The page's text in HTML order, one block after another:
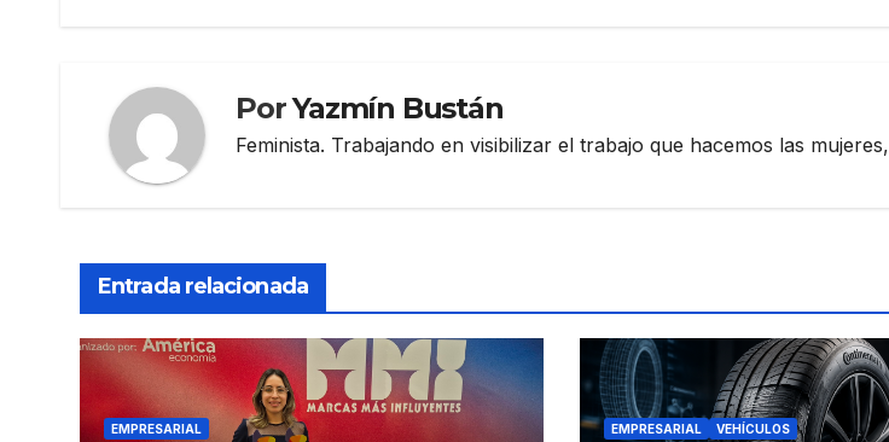
PorYazmín Bustán
Feminista. Trabajando en visibilizar el trabajo que hacemos las mujeres,
Entrada relacionada
EMPRESARIAL EMPRESARIAL VEHÍCULOS